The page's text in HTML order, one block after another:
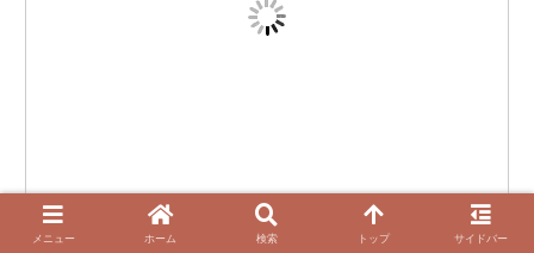
メニュー ホーム 検索 トップ サイドバー